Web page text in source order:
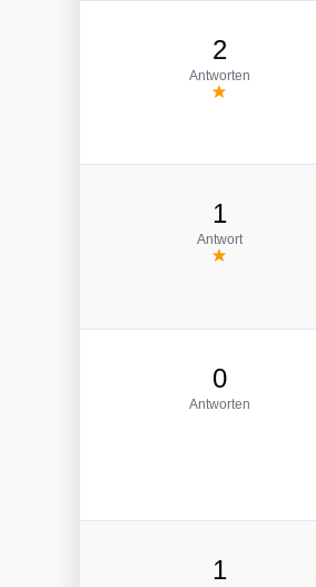
2
Antworten
1
Antwort
0
Antworten
1